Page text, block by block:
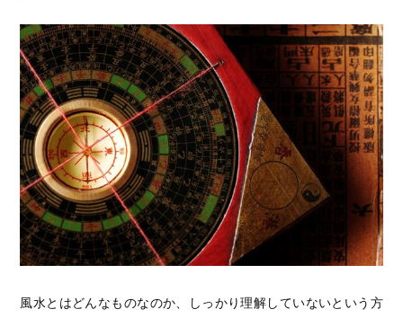
風水とはどんなものなのか、しっかり理解していないという方